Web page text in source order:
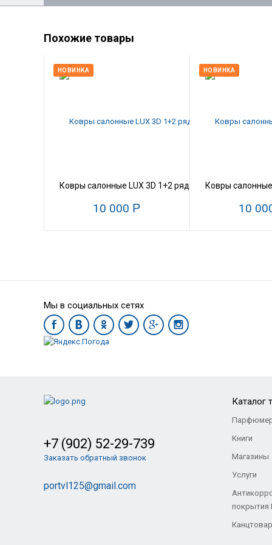
Похожие товары
НОВИНКА
Ковры салонные LUX 3D 1+2 ряд Mitsubishi
10 000 Р
НОВИНКА
Ковры салонные
10
Мы в социальных сетях
+7 (902) 52-29-739
Заказать обратный звонок
portvl125@gmail.com
Каталог
Книги
Магазины
Услуги
покрытия